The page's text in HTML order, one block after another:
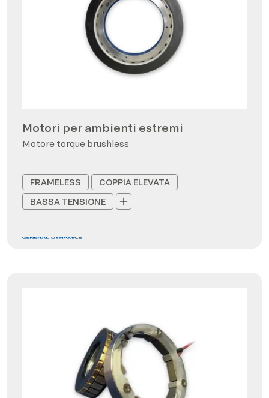
Motori per ambienti estremi
Motore torque brushless
FRAMELESS
COPPIA ELEVATA
BASSA TENSIONE